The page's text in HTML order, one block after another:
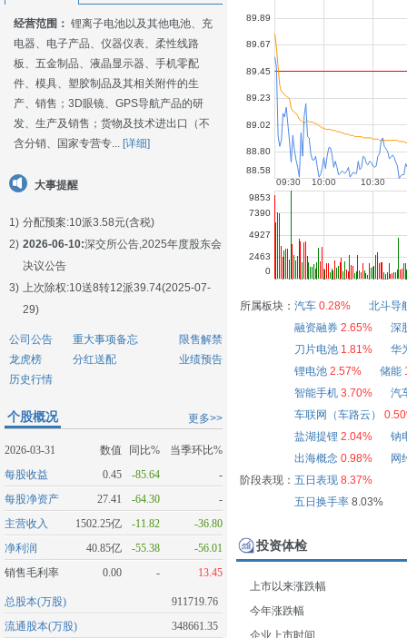
经营范围： 锂离子电池以及其他电池、充
电器、电子产品、仪器仪表、柔性线路
板、五金制品、液晶显示器、手机零配
件、模具、塑胶制品及其相关附件的生
产、销售；3D眼镜、GPS导航产品的研
发、生产及销售；货物及技术进出口（不
含分销、国家专营专... [详细]
大事提醒
1) 分配预案:10派3.58元(含税)
2) 2026-06-10:深交所公告,2025年度股东会
决议公告
3) 上次除权:10送8转12派39.74(2025-07-
29)
公司公告 重大事项备忘
限售解禁
龙虎榜
分红送配
业绩预告
历史行情
更多>>
个股概况
2026-03-31 数值 同比%
当季环比%
每股收益
0.45 -85.64
-
每股净资产
27.41 -64.30
-
主营收入
1502.25亿 -11.82
-36.80
净利润
40.85亿 -55.38
-56.01
销售毛利率
0.00 - 13.45
总股本(万股)
911719.76
流通股本(万股)
348661.35
所属板块： 汽车 0.28%
北斗导
融资融券 2.65%
深
刀片电池 1.81%
华
锂电池 2.57% 储能
智能手机 3.70%
汽
车联网（车路云）
盐湖提锂 2.04%
钠
出海概念 0.98%
网
阶段表现： 五日表现 8.37%
五日换手率8.03%
投资体检
上市以来涨跌幅
今年涨跌幅
企业上市时间